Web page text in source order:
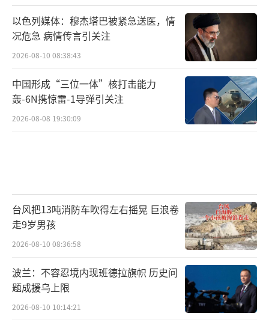
以色列媒体：穆杰塔巴被紧急送医，情
况危急 病情传言引关注
2026-08-10 08:38:43
中国形成“三位一体”核打击能力
轰-6N携惊雷-1导弹引关注
2026-08-08 19:30:09
台风把13吨消防车吹得左右摇晃 巨浪卷
走9岁男孩
2026-08-10 08:36:58
波兰：不容忍境内现班德拉旗帜 历史问
题成援乌上限
2026-08-10 10:14:21